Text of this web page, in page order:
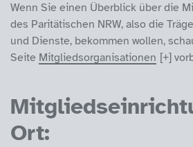
Wenn Sie einen Überblick über die
des Paritätischen NRW, also die
und Dienste, bekommen wollen,
Seite Mitgliedsorganisationen
Ort: